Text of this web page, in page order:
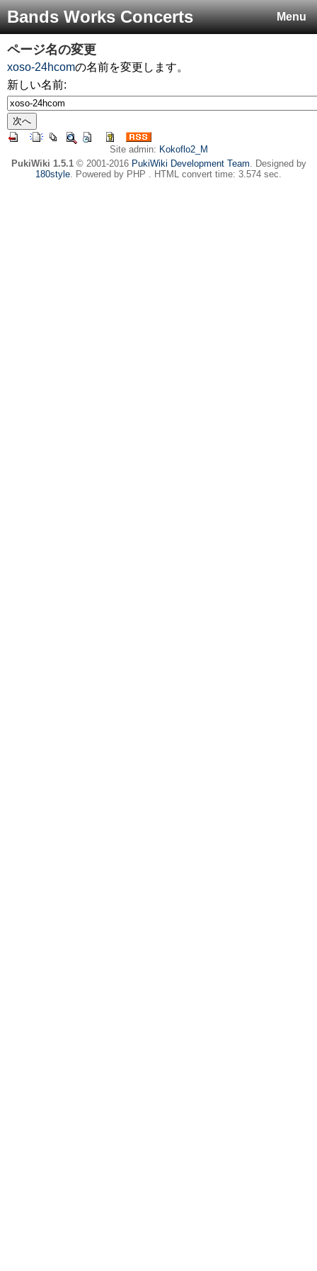
Menu
Bands Works Concerts
ページ名の変更
xoso-24hcomの名前を変更します。
新しい名前:
Site admin: Kokoflo2_M
PukiWiki 1.5.1© 2001-2016 PukiWiki Development Team. Designed by
180style. Powered by PHP . HTML convert time: 3.574 sec.